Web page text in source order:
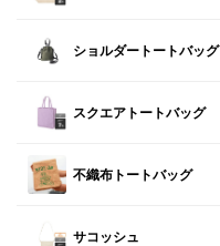
ショルダートートバッグ
スクエアトートバッグ
不織布トートバッグ
サコッシュ